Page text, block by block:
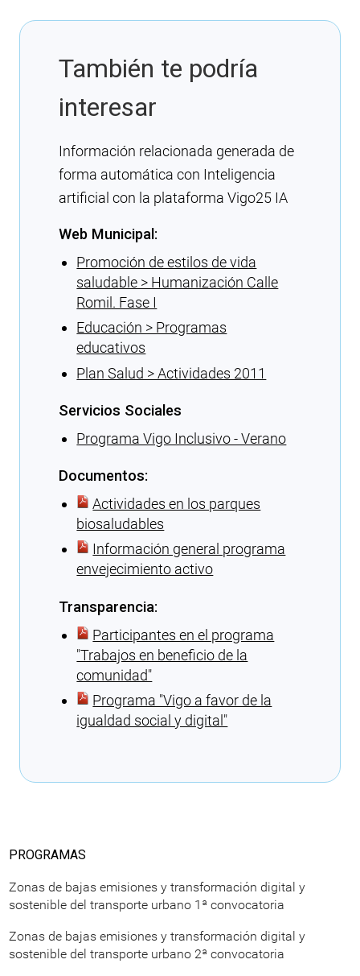
También te podría
interesar
Información relacionada generada de
forma automática con Inteligencia
artificial con la plataforma Vigo25 IA
Web Municipal:
Promoción de estilos de vida
saludable > Humanización Calle
Romil. Fase I
Educación > Programas
educativos
Plan Salud > Actividades 2011
Servicios Sociales
Programa Vigo Inclusivo - Verano
Documentos:
Actividades en los parques
biosaludables
Información general programa
envejecimiento activo
Transparencia:
Participantes en el programa
″Trabajos en beneficio de la
comunidad″
Programa ″Vigo a favor de la
igualdad social y digital″
PROGRAMAS
Zonas de bajas emisiones y transformación digital y
sostenible del transporte urbano 1ª convocatoria
Zonas de bajas emisiones y transformación digital y
sostenible del transporte urbano 2ª convocatoria